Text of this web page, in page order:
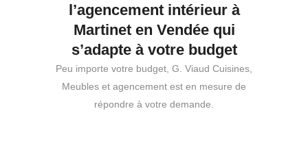
l’agencement intérieur à
Martinet en Vendée qui
s’adapte à votre budget
Peu importe votre budget, G. Viaud Cuisines,
Meubles et agencement est en mesure de
répondre à votre demande.